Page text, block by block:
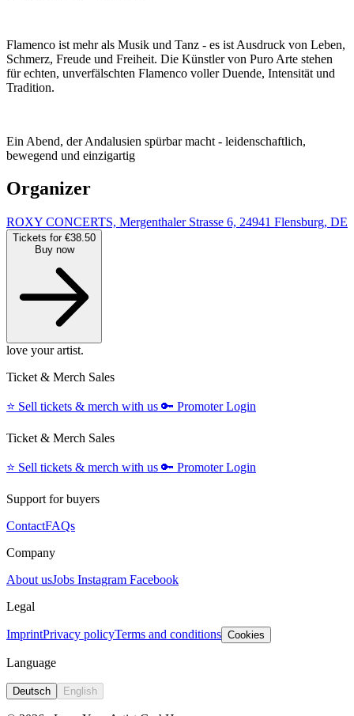
Flamenco ist mehr als Musik und Tanz - es ist Ausdruck von Leben,
Schmerz, Freude und Freiheit. Die Künstler von Puro Arte stehen
für echten, unverfälschten Flamenco voller Duende, Intensität und
Tradition.
Ein Abend, der Andalusien spürbar macht - leidenschaftlich,
bewegend und einzigartig
Organizer
ROXY CONCERTS, Mergenthaler Strasse 6, 24941 Flensburg, DE
Tickets for €38.50
Buy now
love your artist.
Ticket & Merch Sales
⭐️ Sell tickets & merch with us 🔑 Promoter Login
Ticket & Merch Sales
⭐️ Sell tickets & merch with us 🔑 Promoter Login
Support for buyers
ContactFAQs
Company
About usJobs Instagram Facebook
Legal
ImprintPrivacy policyTerms and conditions Cookies
Language
Deutsch English